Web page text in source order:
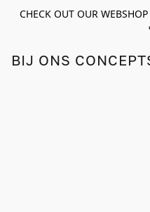
CHECK OUT OUR
BIJ ONS